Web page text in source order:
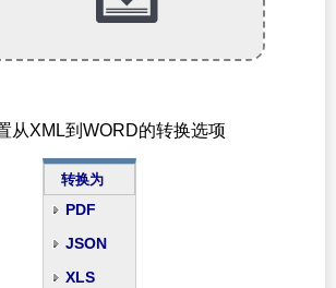
从XML到WORD的转换选项
转换为
PDF
JSON
XLS